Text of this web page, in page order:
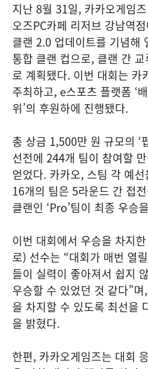
지난 8월 31일, 카카오게임
오즈PC카페 리저브 강남역
클랜 2.0 업데이트를 기념해
통합 클랜 컵으로, 클랜 간
로 계획됐다. 이번 대회는 카
주최하고, e스포츠 플랫폼 ‘
위’의 후원하에 진행됐다.
총 상금 1,500만 원 규모의 ‘
선전에 244개 팀이 참여할
얻었다. 카카오, 스팀 각 예
16개의 팀은 5라운드 간 접
클랜인 ‘Pro’팀이 최종 우승
이번 대회에서 우승을 차지
로) 선수는 “대회가 매번 열
들이 실력이 좋아져서 쉽지
우승할 수 있었던 것 같다”
을 차지할 수 있도록 최선을
을 밝혔다.
한편, 카카오게임즈는 대회